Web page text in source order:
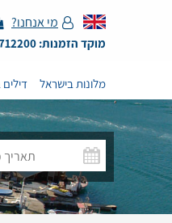
מי אנחנו?
מוקד הזמנות: 072-3712200, א'-ה': 19:00-9:00, שישי: 13:00-9:00
מלונות בישראל